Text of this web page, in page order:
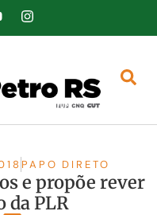
PAPO DIRETO
e propõe rever
da PLR